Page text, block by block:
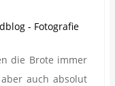
die Brote immer
auch absolut